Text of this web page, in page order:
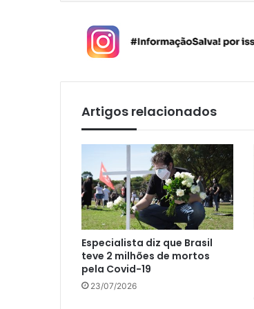
Artigos relacionados
Especialista diz que Brasil
teve 2 milhões de mortos
pela Covid-19
23/07/2026